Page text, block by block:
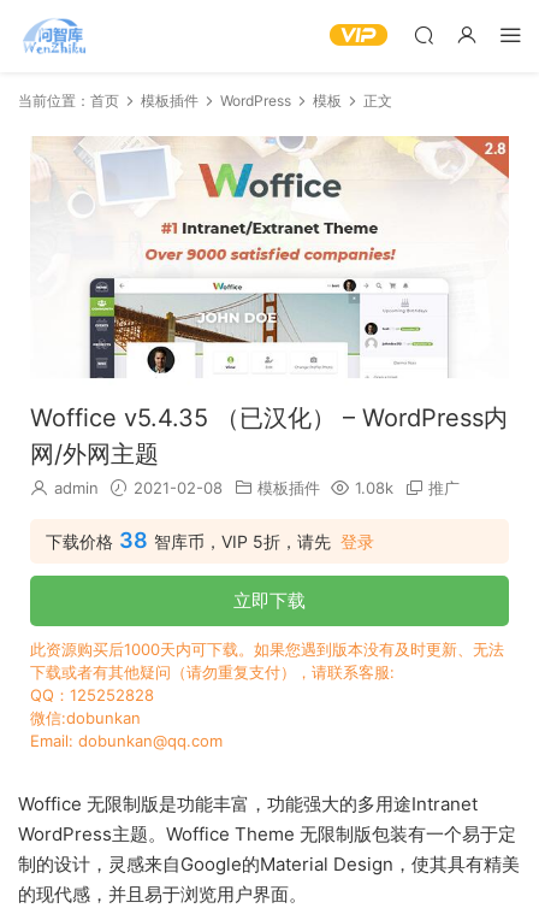
当前位置： 首页 模板插件 WordPress 模板 正文
Woffice v5.4.35 （已汉化） – WordPress内
网/外网主题
admin 2021-02-08 模板插件 1.08k 推广
下载价格 38 智库币，VIP 5折，请先 登录
立即下载
此资源购买后1000天内可下载。如果您遇到版本没有及时更新、无法
下载或者有其他疑问（请勿重复支付），请联系客服:
QQ：125252828
微信:dobunkan
Email: dobunkan@qq.com
Woffice 无限制版是功能丰富，功能强大的多用途Intranet
WordPress主题。Woffice Theme 无限制版包装有一个易于定
制的设计，灵感来自Google的Material Design，使其具有精美
的现代感，并且易于浏览用户界面。